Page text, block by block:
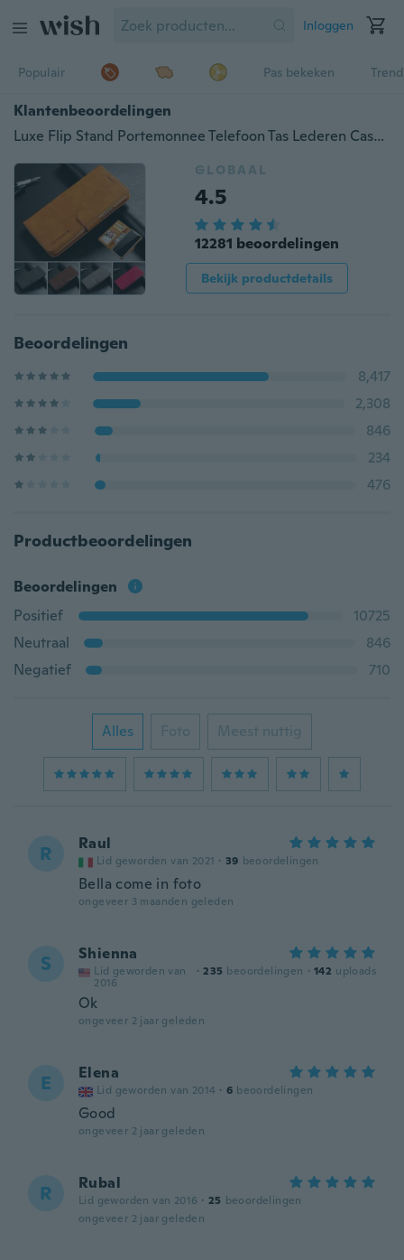
Inloggen
Populair Pas bekeken
Klantenbeoordelingen
Luxe Flip Stand Portemonnee Telefoon Tas Lederen Case met Card Solts voor iPhone 14ProMax 14Pro 14Plus 14 13ProMax 13Pro 13 12ProMax 12Pro 12 11ProMax 11Pro 11 8Plus 7Plus 7 8 SE2022/SamsungGalaxyS9/S9Plus/S8/S8Plus/Note8/S7/S7Edge/S6/S6Edge
GLOBAAL
4.5
12281 beoordelingen
Bekijk productdetails
Beoordelingen
8,417
2,308
846
234
476
Productbeoordelingen
Beoordelingen
Positief
10725
Neutraal
846
Negatief
710
Alles Foto Meest nuttig
R Raul
Lid geworden van 2021 · 39 beoordelingen
Bella come in foto
ongeveer 3 maanden geleden
S Shienna
Lid geworden van
2016
· 235 beoordelingen · 142 uploads
Ok
ongeveer 2 jaar geleden
E Elena
Lid geworden van 2014 · 6 beoordelingen
Good
ongeveer 2 jaar geleden
R Rubal
Lid geworden van 2016 · 25 beoordelingen
ongeveer 2 jaar geleden